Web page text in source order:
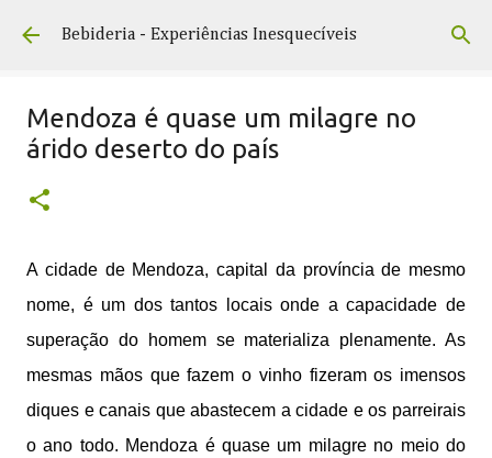
Pular para o conteúdo principal
Bebideria - Experiências Inesquecíveis
Mendoza é quase um milagre no
árido deserto do país
A cidade de Mendoza, capital da província de mesmo
nome, é um dos tantos locais onde a capacidade de
superação do homem se materializa plenamente. As
mesmas mãos que fazem o vinho fizeram os imensos
diques e canais que abastecem a cidade e os parreirais
o ano todo. Mendoza é quase um milagre no meio do